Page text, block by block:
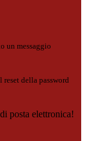
un messaggio
della password
posta elettronica!